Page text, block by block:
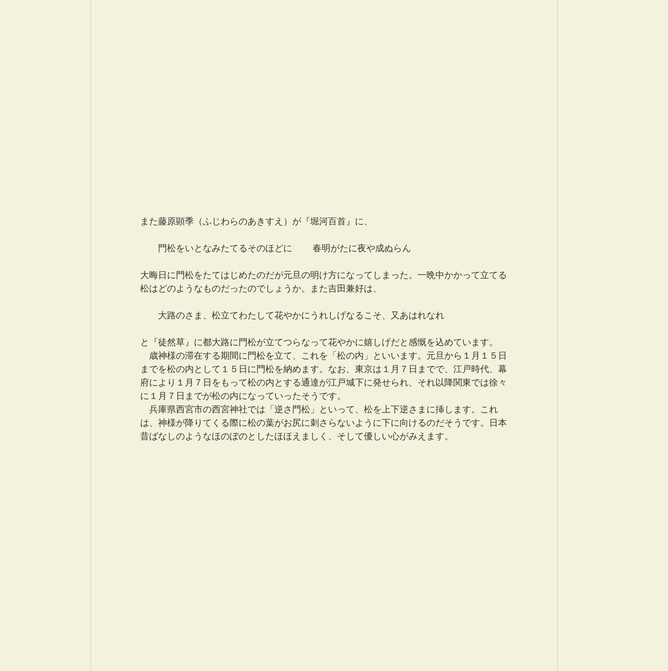
また藤原顕季（ふじわらのあきすえ）が『堀河百首』に、
門松をいとなみたてるそのほどに 　　春明がたに夜や成ぬらん
大晦日に門松をたてはじめたのだが元旦の明け方になってしまった。一晩中かかって立てる
松はどのようなものだったのでしょうか。また吉田兼好は、
大路のさま、松立てわたして花やかにうれしげなるこそ、又あはれなれ
と『徒然草』に都大路に門松が立てつらなって花やかに嬉しげだと感慨を込めています。
歳神様の滞在する期間に門松を立て、これを「松の内」といいます。元旦から１月１５日
までを松の内として１５日に門松を納めます。なお、東京は１月７日までで、江戸時代、幕
府により１月７日をもって松の内とする通達が江戸城下に発せられ、それ以降関東では徐々
に１月７日までが松の内になっていったそうです。
兵庫県西宮市の西宮神社では「逆さ門松」といって、松を上下逆さまに挿します。これ
は、神様が降りてくる際に松の葉がお尻に刺さらないように下に向けるのだそうです。日本
昔ばなしのようなほのぼのとしたほほえましく、そして優しい心がみえます。